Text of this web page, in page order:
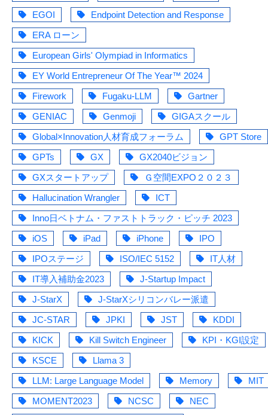
EGOI
Endpoint Detection and Response
ERA ローン
European Girls' Olympiad in Informatics
EY World Entrepreneur Of The Year™ 2024
Firework
Fugaku-LLM
Gartner
GENIAC
Genmoji
GIGAスクール
Global×Innovation人材育成フォーラム
GPT Store
GPTs
GX
GX2040ビジョン
GXスタートアップ
Ｇ空間EXPO２０２３
Hallucination Wrangler
ICT
Inno日ベトナム・ファストトラック・ピッチ 2023
iOS
iPad iPhone
IPO
IPOステージ
ISO/IEC 5152
IT人材
IT導入補助金2023
J-Startup Impact
J-StarX
J-StarXシリコンバレー派遣
JC-STAR
JPKI JST
KDDI
KICK
Kill Switch Engineer
KPI・KGI設定
KSCE
Llama 3
LLM: Large Language Model
Memory
MIT
MOMENT2023
NCSC
NEC